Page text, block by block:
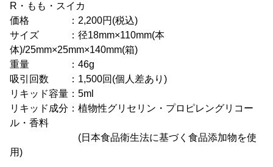
R・もも・スイカ
価格 ：2,200円(税込)
サイズ ：径18mm×110mm(本
体)/25mm×25mm×140mm(箱)
重量 ：46g
吸引回数 ：1,500回(個人差あり)
リキッド容量：5ml
リキッド成分：植物性グリセリン・プロピレングリコー
ル・香料
(日本食品衛生法に基づく食品添加物を使
用)